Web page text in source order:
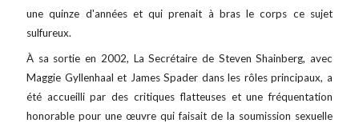
une quinze d'années et qui prenait à bras le corps ce sujet
sulfureux.
À sa sortie en 2002, La Secrétaire de Steven Shainberg, avec
Maggie Gyllenhaal et James Spader dans les rôles principaux, a
été accueilli par des critiques flatteuses et une fréquentation
honorable pour une œuvre qui faisait de la soumission sexuelle